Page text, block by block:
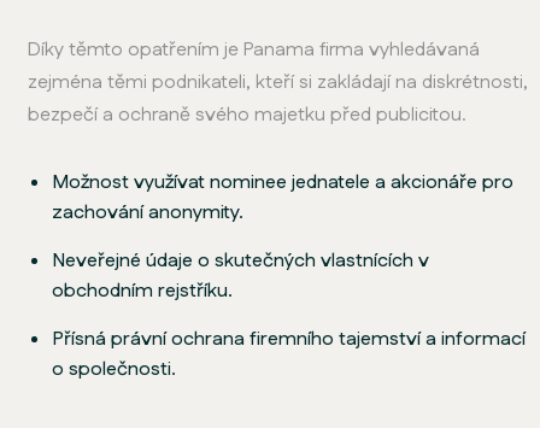
Díky těmto opatřením je Panama firma vyhledávaná
zejména těmi podnikateli, kteří si zakládají na diskrétnosti,
bezpečí a ochraně svého majetku před publicitou.
Možnost využívat nominee jednatele a akcionáře pro
zachování anonymity.
Neveřejné údaje o skutečných vlastnících v
obchodním rejstříku.
Přísná právní ochrana firemního tajemství a informací
o společnosti.